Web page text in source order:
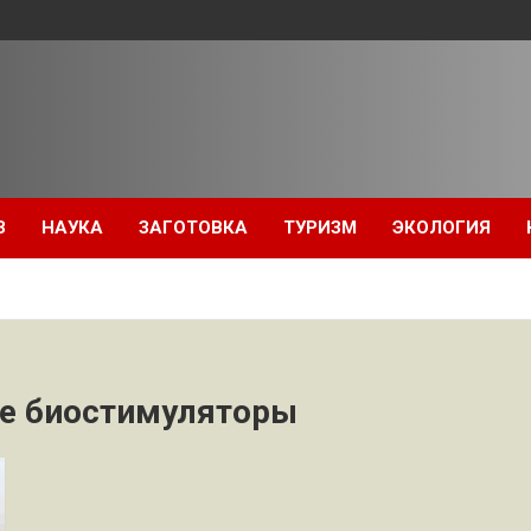
НАУКА ЗАГОТОВКА ТУРИЗМ ЭКОЛОГИЯ
биостимуляторы